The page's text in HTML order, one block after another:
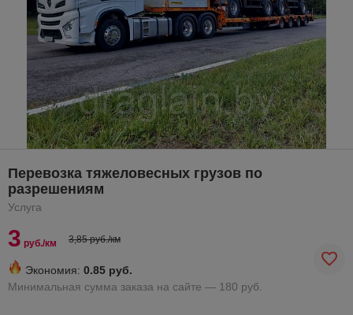
Перевозка тяжеловесных грузов по
разрешениям
Услуга
3 руб./км 3,85 руб./км
Экономия: 0.85 руб.
Минимальная сумма заказа на сайте — 180 руб.